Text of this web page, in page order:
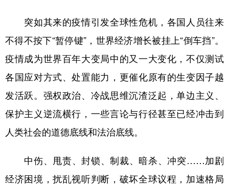
突如其来的疫情引发全球性危机，各国人员往来
不得不按下“暂停键”，世界经济增长被挂上“倒车挡”。
疫情成为世界百年大变局中的又一大变化，不仅测试
各国应对方式、处置能力，更催化原有的生变因子越
发活跃。强权政治、冷战思维沉渣泛起，单边主义、
保护主义逆流横行，一些言论与行径甚至已经冲击到
人类社会的道德底线和法治底线。
中伤、甩责、封锁、制裁、暗杀、冲突……加剧
经济困境，扰乱视听判断，破坏全球议程，加速格局